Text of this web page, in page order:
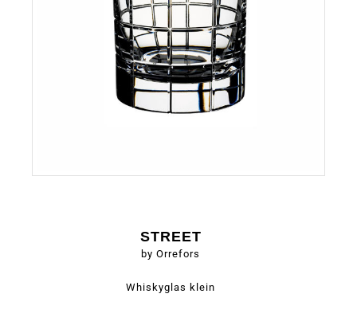
STREET
by Orrefors
Whiskyglas klein